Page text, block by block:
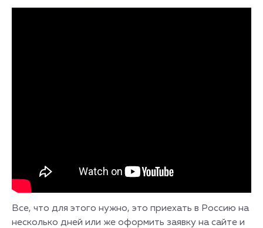
Все, что для этого нужно, это приехать в Россию на
несколько дней или же оформить заявку на сайте и